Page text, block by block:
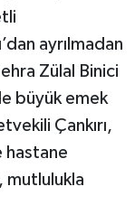
ayrılmadan
Zülal Binici
büyük emek
Çankırı,
hastane
mutlulukla